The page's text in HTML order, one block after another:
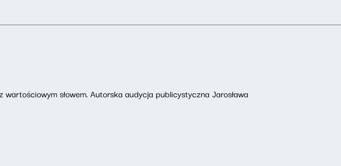
słowem. Autorska audycja publicystyczna Jarosława